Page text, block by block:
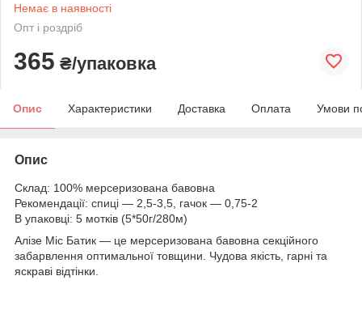
Немає в наявності
Опт і роздріб
365 ₴/упаковка
Опис Характеристики Доставка Оплата Умови
Опис
Склад: 100% мерсеризована бавовна
Рекомендації: спиці — 2,5-3,5, гачок — 0,75-2
В упаковці: 5 мотків (5*50г/280м)
Алізе Міс Батик — це мерсеризована бавовна секційного
забарвлення оптимальної товщини. Чудова якість, гарні та
яскраві відтінки.